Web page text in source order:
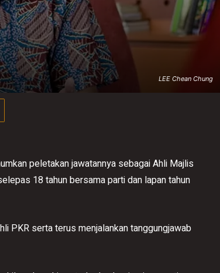
LEE Chean Chung
peletakan jawatannya sebagai Ahli Majlis
18 tahun bersama parti dan lapan tahun
PKR serta terus menjalankan tanggungjawab